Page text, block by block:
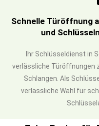
Schnelle Türöffnung
und
Ihr Schlüsseldienst in
verlässliche Türöffnungen
Schlangen. Als
verlässliche Wahl für